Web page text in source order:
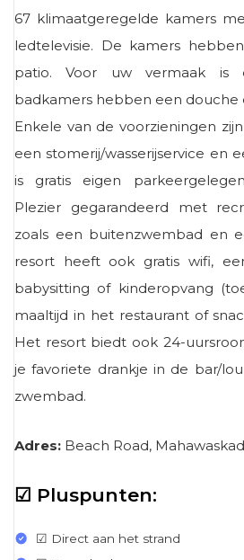
67 klimaatgeregelde kamers
ledtelevisie. De kamers
patio. Voor uw vermaak is
badkamers hebben een douche
Enkele van de voorzieningen
een stomerij/wasserijservice en
is gratis eigen
Plezier gegarandeerd met
zoals een buitenzwembad en
resort heeft ook gratis wifi,
babysitting of kinderopvang
maaltijd in het restaurant of
Het resort biedt ook 24-
je favoriete drankje in de bar/
zwembad.
Adres: Beach Road,
☑ Pluspunten:
☑ Direct aan het strand